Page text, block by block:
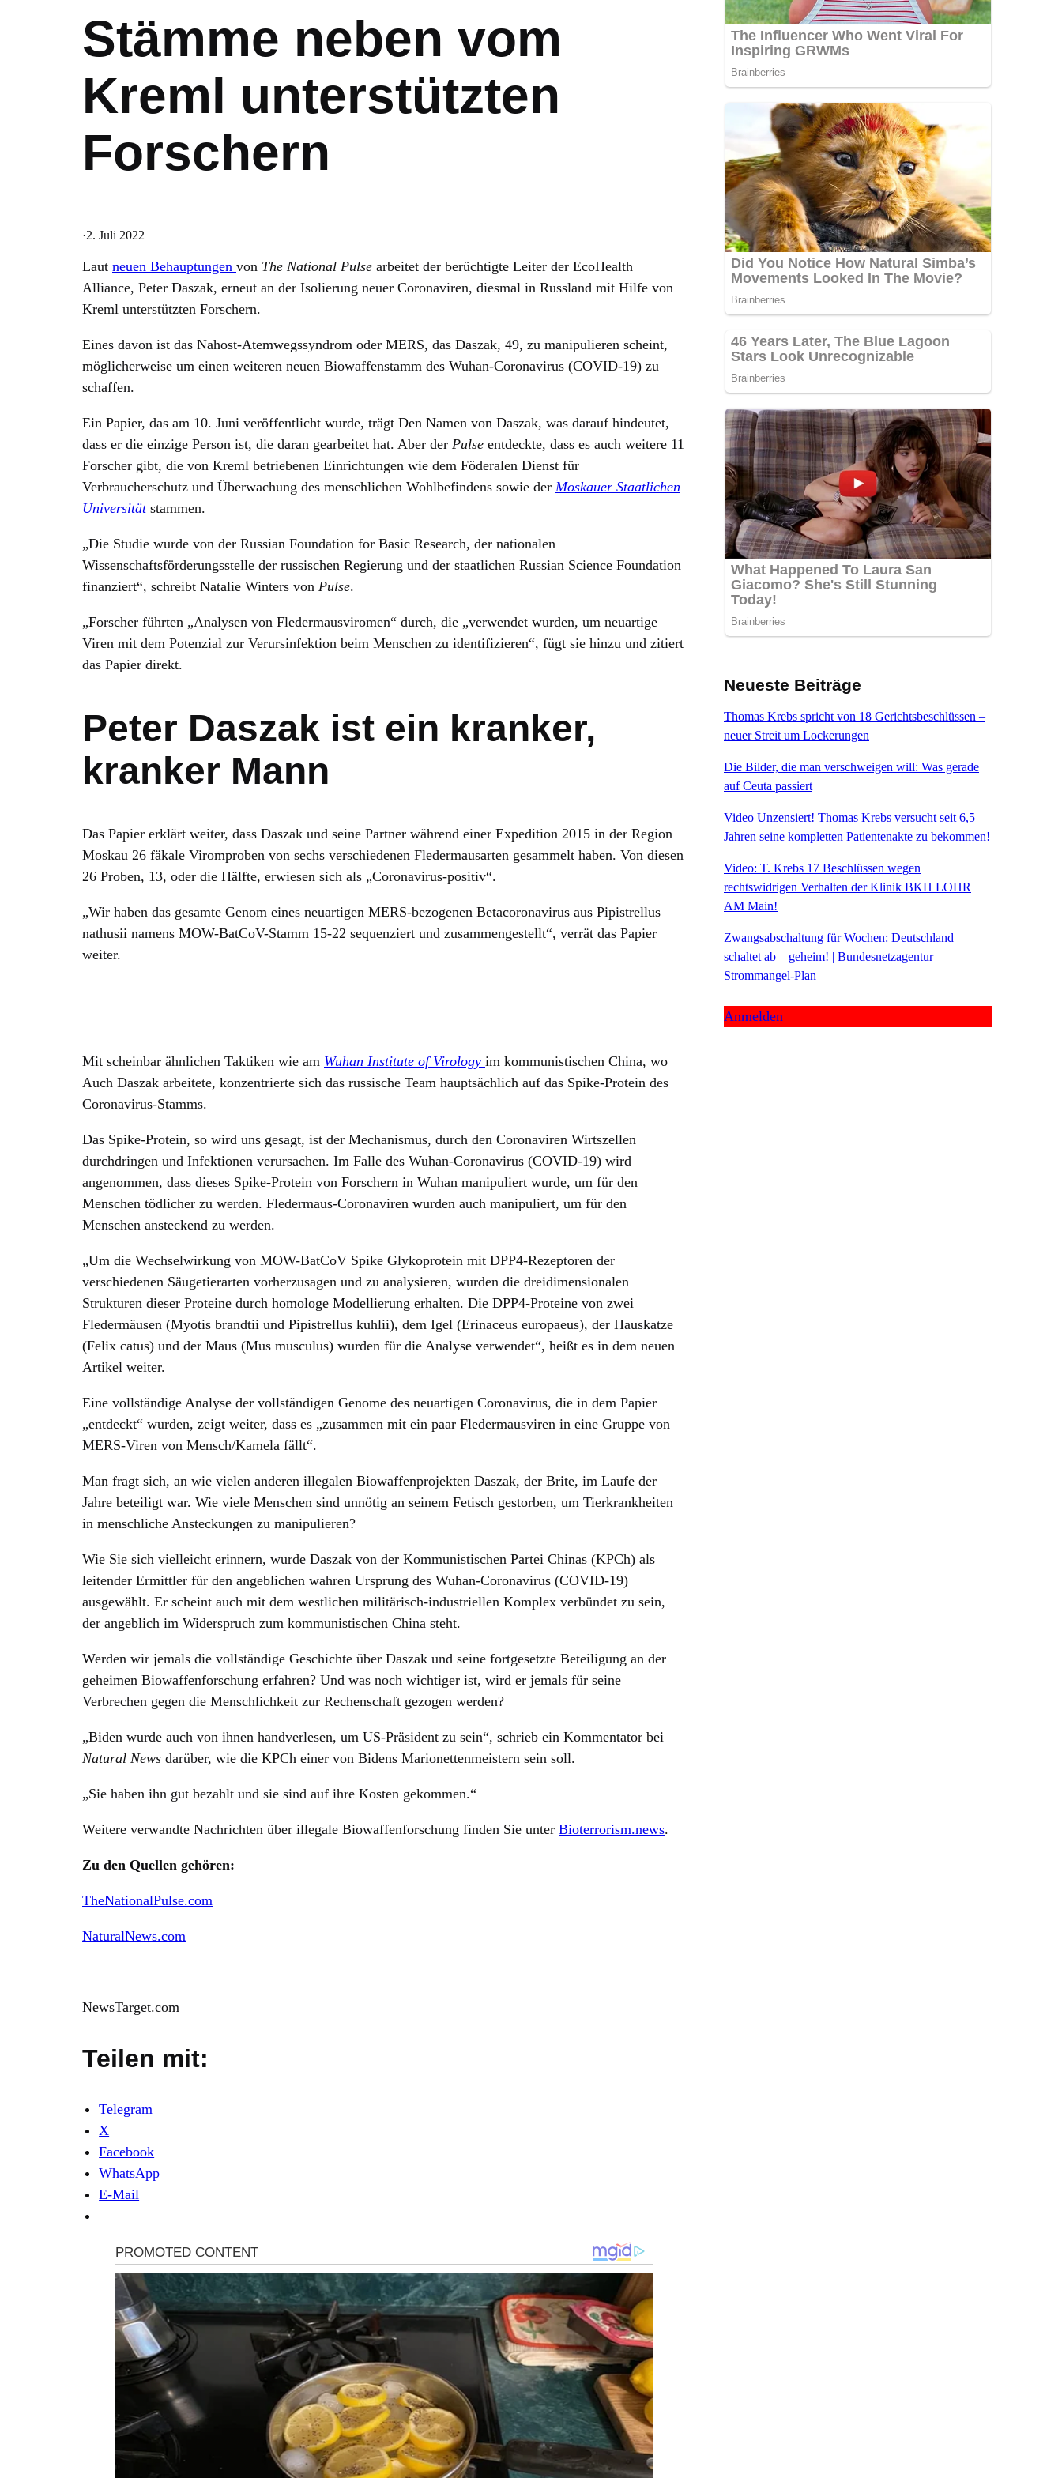
Stämme neben vom
Kreml unterstützten
Forschern
·2. Juli 2022
Laut neuen Behauptungen von The National Pulse arbeitet der berüchtigte Leiter der EcoHealth
Alliance, Peter Daszak, erneut an der Isolierung neuer Coronaviren, diesmal in Russland mit Hilfe von
Kreml unterstützten Forschern.
Eines davon ist das Nahost-Atemwegssyndrom oder MERS, das Daszak, 49, zu manipulieren scheint,
möglicherweise um einen weiteren neuen Biowaffenstamm des Wuhan-Coronavirus (COVID-19) zu
schaffen.
Ein Papier, das am 10. Juni veröffentlicht wurde, trägt Den Namen von Daszak, was darauf hindeutet,
dass er die einzige Person ist, die daran gearbeitet hat. Aber der Pulse entdeckte, dass es auch weitere 11
Forscher gibt, die von Kreml betriebenen Einrichtungen wie dem Föderalen Dienst für
Verbraucherschutz und Überwachung des menschlichen Wohlbefindens sowie der Moskauer Staatlichen
Universität stammen.
„Die Studie wurde von der Russian Foundation for Basic Research, der nationalen
Wissenschaftsförderungsstelle der russischen Regierung und der staatlichen Russian Science Foundation
finanziert“, schreibt Natalie Winters von Pulse.
„Forscher führten „Analysen von Fledermausviromen“ durch, die „verwendet wurden, um neuartige
Viren mit dem Potenzial zur Verursinfektion beim Menschen zu identifizieren“, fügt sie hinzu und zitiert
das Papier direkt.
Peter Daszak ist ein kranker,
kranker Mann
Das Papier erklärt weiter, dass Daszak und seine Partner während einer Expedition 2015 in der Region
Moskau 26 fäkale Viromproben von sechs verschiedenen Fledermausarten gesammelt haben. Von diesen
26 Proben, 13, oder die Hälfte, erwiesen sich als „Coronavirus-positiv“.
„Wir haben das gesamte Genom eines neuartigen MERS-bezogenen Betacoronavirus aus Pipistrellus
nathusii namens MOW-BatCoV-Stamm 15-22 sequenziert und zusammengestellt“, verrät das Papier
weiter.
Mit scheinbar ähnlichen Taktiken wie am Wuhan Institute of Virology im kommunistischen China, wo
Auch Daszak arbeitete, konzentrierte sich das russische Team hauptsächlich auf das Spike-Protein des
Coronavirus-Stamms.
Das Spike-Protein, so wird uns gesagt, ist der Mechanismus, durch den Coronaviren Wirtszellen
durchdringen und Infektionen verursachen. Im Falle des Wuhan-Coronavirus (COVID-19) wird
angenommen, dass dieses Spike-Protein von Forschern in Wuhan manipuliert wurde, um für den
Menschen tödlicher zu werden. Fledermaus-Coronaviren wurden auch manipuliert, um für den
Menschen ansteckend zu werden.
„Um die Wechselwirkung von MOW-BatCoV Spike Glykoprotein mit DPP4-Rezeptoren der
verschiedenen Säugetierarten vorherzusagen und zu analysieren, wurden die dreidimensionalen
Strukturen dieser Proteine durch homologe Modellierung erhalten. Die DPP4-Proteine von zwei
Fledermäusen (Myotis brandtii und Pipistrellus kuhlii), dem Igel (Erinaceus europaeus), der Hauskatze
(Felix catus) und der Maus (Mus musculus) wurden für die Analyse verwendet“, heißt es in dem neuen
Artikel weiter.
Eine vollständige Analyse der vollständigen Genome des neuartigen Coronavirus, die in dem Papier
„entdeckt“ wurden, zeigt weiter, dass es „zusammen mit ein paar Fledermausviren in eine Gruppe von
MERS-Viren von Mensch/Kamela fällt“.
Man fragt sich, an wie vielen anderen illegalen Biowaffenprojekten Daszak, der Brite, im Laufe der
Jahre beteiligt war. Wie viele Menschen sind unnötig an seinem Fetisch gestorben, um Tierkrankheiten
in menschliche Ansteckungen zu manipulieren?
Wie Sie sich vielleicht erinnern, wurde Daszak von der Kommunistischen Partei Chinas (KPCh) als
leitender Ermittler für den angeblichen wahren Ursprung des Wuhan-Coronavirus (COVID-19)
ausgewählt. Er scheint auch mit dem westlichen militärisch-industriellen Komplex verbündet zu sein,
der angeblich im Widerspruch zum kommunistischen China steht.
Werden wir jemals die vollständige Geschichte über Daszak und seine fortgesetzte Beteiligung an der
geheimen Biowaffenforschung erfahren? Und was noch wichtiger ist, wird er jemals für seine
Verbrechen gegen die Menschlichkeit zur Rechenschaft gezogen werden?
„Biden wurde auch von ihnen handverlesen, um US-Präsident zu sein“, schrieb ein Kommentator bei
Natural News darüber, wie die KPCh einer von Bidens Marionettenmeistern sein soll.
„Sie haben ihn gut bezahlt und sie sind auf ihre Kosten gekommen.“
Weitere verwandte Nachrichten über illegale Biowaffenforschung finden Sie unter Bioterrorism.news.
Zu den Quellen gehören:
TheNationalPulse.com
NaturalNews.com
NewsTarget.com
Teilen mit:
Telegram
X
Facebook
WhatsApp
E-Mail
Neueste Beiträge
Thomas Krebs spricht von 18 Gerichtsbeschlüssen –
neuer Streit um Lockerungen
Die Bilder, die man verschweigen will: Was gerade
auf Ceuta passiert
Video Unzensiert! Thomas Krebs versucht seit 6,5
Jahren seine kompletten Patientenakte zu bekommen!
Video: T. Krebs 17 Beschlüssen wegen
rechtswidrigen Verhalten der Klinik BKH LOHR
AM Main!
Zwangsabschaltung für Wochen: Deutschland
schaltet ab – geheim! | Bundesnetzagentur
Strommangel-Plan
Anmelden